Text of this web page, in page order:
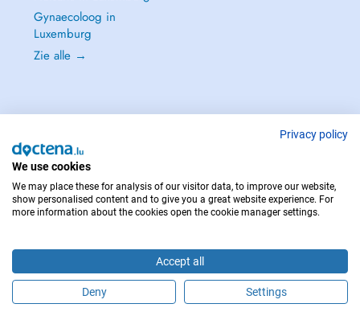
Maak online een afspraak
Gynaecoloog in
Luxemburg
Zie alle →
NEEM IN GEVAL VAN NOOD CONTACT OP MET : 112
Copyright © 2026 - DOCTENA S.A. 42, Rue de la Vallée, L-2661 Luxembourg
Privacy policy
We use cookies
We may place these for analysis of our visitor data, to improve our website,
show personalised content and to give you a great website experience. For
more information about the cookies open the cookie manager settings.
Accept all
Deny Settings